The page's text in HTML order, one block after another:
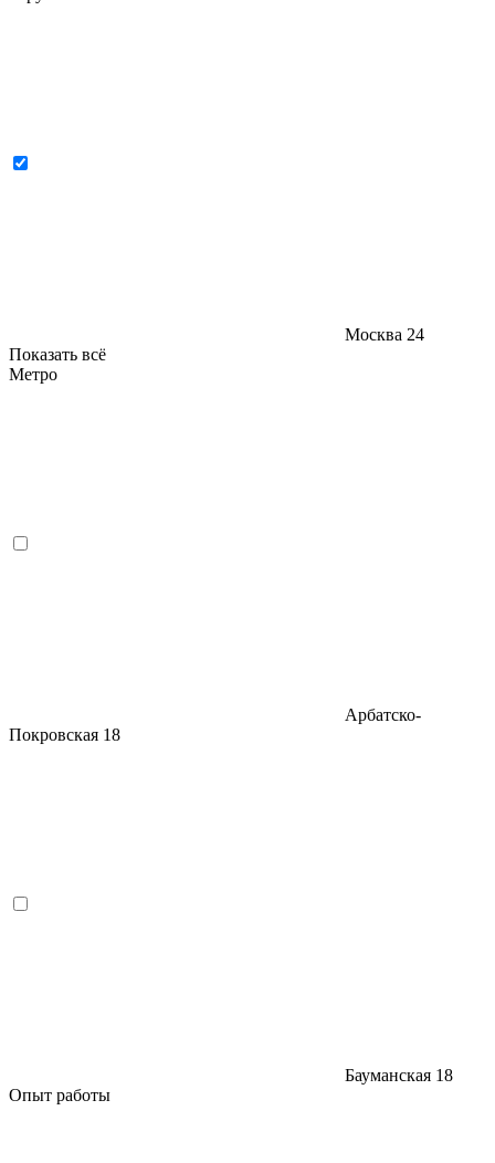
Москва 24
Показать всё
Метро
Арбатско-
Покровская 18
Бауманская 18
Опыт работы